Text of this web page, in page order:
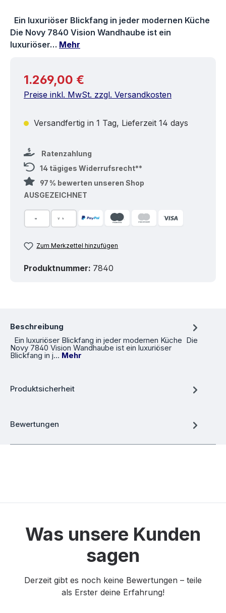
Ein luxuriöser Blickfang in jeder modernen Küche
Die Novy 7840 Vision Wandhaube ist ein
luxuriöser… Mehr
Regulärer Preis:
1.269,00 €
Preise inkl. MwSt. zzgl. Versandkosten
Versandfertig in 1 Tag, Lieferzeit 14 days
Ratenzahlung
14 tägiges Widerrufsrecht**
97 % bewerten unseren Shop
AUSGEZEICHNET
Zum Merkzettel hinzufügen
Produktnummer: 7840
Beschreibung
Ein luxuriöser Blickfang in jeder modernen Küche Die
Novy 7840 Vision Wandhaube ist ein luxuriöser
Blickfang in j… Mehr
Produktsicherheit
Bewertungen
Was unsere Kunden
sagen
Derzeit gibt es noch keine Bewertungen – teile
als Erster deine Erfahrung!